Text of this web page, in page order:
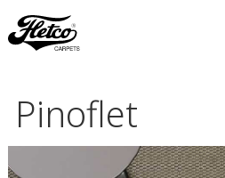
Pinoflet